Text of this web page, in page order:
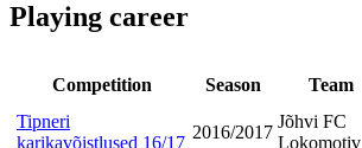
Playing career
Competition Season Team
Tipneri
karikavõistlused 16/17
2016/2017
Jõhvi FC
Lokomotiv